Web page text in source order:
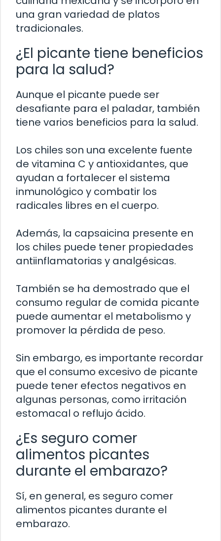
una gran variedad de platos
tradicionales.
¿El picante tiene beneficios
para la salud?
Aunque el picante puede ser
desafiante para el paladar, también
tiene varios beneficios para la salud.
Los chiles son una excelente fuente
de vitamina C y antioxidantes, que
ayudan a fortalecer el sistema
inmunológico y combatir los
radicales libres en el cuerpo.
Además, la capsaicina presente en
los chiles puede tener propiedades
antiinflamatorias y analgésicas.
También se ha demostrado que el
consumo regular de comida picante
puede aumentar el metabolismo y
promover la pérdida de peso.
Sin embargo, es importante recordar
que el consumo excesivo de picante
puede tener efectos negativos en
algunas personas, como irritación
estomacal o reflujo ácido.
¿Es seguro comer
alimentos picantes
durante el embarazo?
Sí, en general, es seguro comer
alimentos picantes durante el
embarazo.